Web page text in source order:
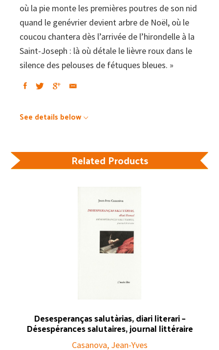
où la pie monte les premières poutres de son nid
quand le genévrier devient arbre de Noël, où le
coucou chantera dès l’arrivée de l’hirondelle à la
Saint-Joseph : là où détale le lièvre roux dans le
silence des pelouses de fétuques bleues. »
See details below
Related Products
Desesperanças salutàrias, diari literari –
Désespérances salutaires, journal littéraire
Casanova, Jean-Yves